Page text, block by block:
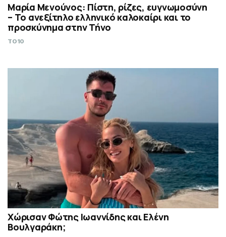
Μαρία Μενούνος: Πίστη, ρίζες, ευγνωμοσύνη
– Το ανεξίτηλο ελληνικό καλοκαίρι και το
προσκύνημα στην Τήνο
TO10
Χώρισαν Φώτης Ιωαννίδης και Ελένη
Βουλγαράκη;